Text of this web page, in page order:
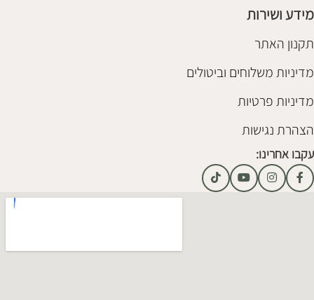
מידע ושירות
תקנון האתר
מדיניות משלוחים וביטולים
מדיניות פרטיות
הצהרת נגישות
עקבו אחרינו: